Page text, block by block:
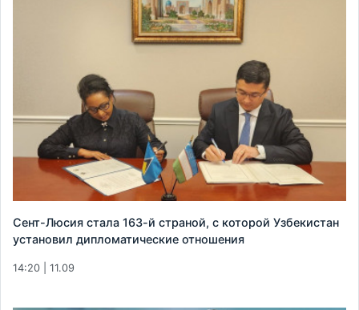
Сент-Люсия стала 163-й страной, с которой Узбекистан
установил дипломатические отношения
14:20 | 11.09